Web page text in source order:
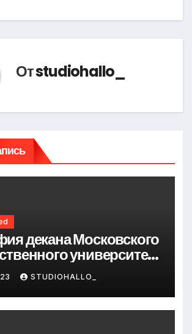
Отstudiohallo_
декана Московского
университета
— от студента
STUDIOHALLO_